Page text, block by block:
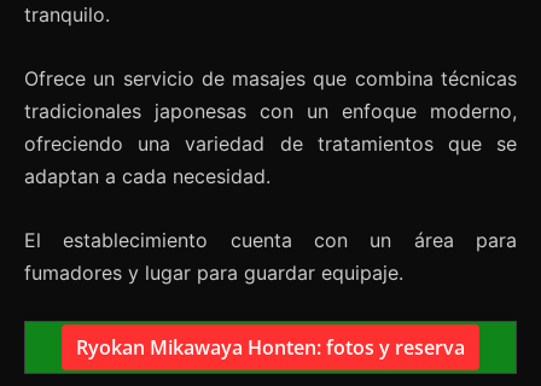
tranquilo.
Ofrece un servicio de masajes que combina técnicas
tradicionales japonesas con un enfoque moderno,
ofreciendo una variedad de tratamientos que se
adaptan a cada necesidad.
El establecimiento cuenta con un área para
fumadores y lugar para guardar equipaje.
Ryokan Mikawaya Honten: fotos y reserva